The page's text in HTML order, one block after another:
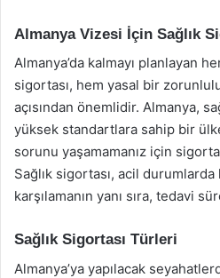
Almanya Vizesi İçin Sağlık
Almanya’da kalmayı planlayan
sigortası, hem yasal bir
açısından önemlidir. Almanya,
yüksek standartlara sahip bir
sorunu yaşamamanız için
Sağlık sigortası, acil durumlarda
karşılamanın yanı sıra, tedavi
Sağlık Sigortası Türleri
Almanya’ya yapılacak